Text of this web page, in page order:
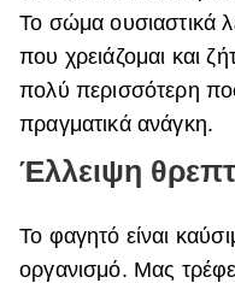
Το σώμα ουσιαστικά
που χρειάζομαι και
πολύ περισσότερη
πραγματικά ανάγκη.
Έλλειψη
Το φαγητό είναι
οργανισμό. Μας